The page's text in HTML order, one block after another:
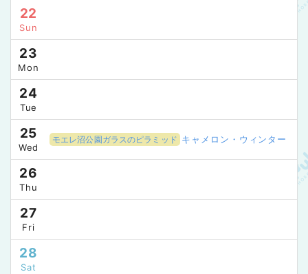
22
Sun
23
Mon
24
Tue
25
Wed
モエレ沼公園ガラスのピラミッド キャメロン・ウィンター
26
Thu
27
Fri
28
Sat